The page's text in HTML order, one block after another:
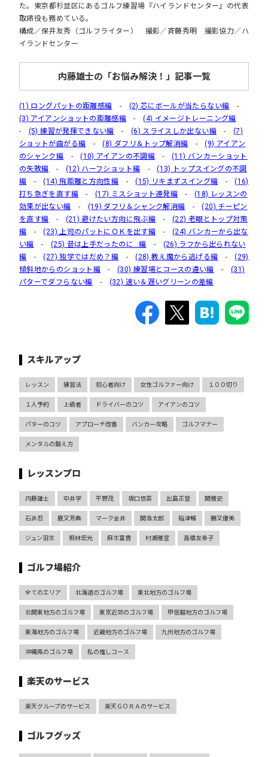
た。東京都杉並区にあるゴルフ練習場『ハイランドセンター』の代表
取締役も務めている。
構成／保井友秀（ゴルフライター） 撮影／斉藤秀明 撮影協力／ハ
イランドセンター
内藤雄士の「お悩み解決！」記事一覧
(1) ロングパットの距離感編 - (2) 芯にボールが当たらない編 -
(3) アイアンショットの距離感編 -(4) イメージトレーニング編
- (5) 練習が発揮できない編 - (6) スライスしか出ない編 -(7)
ショットが曲がる編 -(8) ダフリ＆トップ解消編 -(9) アイアン
のシャンク編 -(10) アイアンの不調編 -(11) バンカーショット
の失敗編
- (12) ハーフショット編 -(13) トップスイングの不調
編 -(14) 飛距離と方向性編 -(15) リキまずスイング編 -(16)
打ち急ぎを直す編 - (17) ミスショット連発編 -(18) レッスンの
効果が出ない編
- (19) ダフリ＆シャンク解消編 -(20) チーピン
を直す編
- (21) 避けたい方向に飛ぶ編 -(22) 老眼とトップ対策
編 -(23) 上司のパットにＯＫを出す編 -(24) バンカーから出な
い編
- (25) 昔は上手だったのに…編 - (26) ラフから出られない
編 -(27) 独学ではだめ？編 -(28) 教え魔から逃げる編 -(29)
傾斜地からのショット編 -(30) 練習場とコースの違い編 - (31)
パターでダフらない編
- (32) 速い＆遅いグリーンの差編
スキルアップ
レッスン 練習法 初心者向け 女性ゴルファー向け １００切り
１人予約 上級者 ドライバーのコツ アイアンのコツ
パターのコツ アプローチ改善 バンカー攻略 ゴルフマナー
メンタルの鍛え方
レッスンプロ
内藤雄士 中井学 平野茂 坂口悠菜 出島正登 関雅史
石井忍 鹿又芳典 マーク金井 関浩太郎 稲津暢 勝又優美
ジュン羽生 桐林宏光 麻生富貴 村瀬雅宣 高橋友希子
ゴルフ場紹介
全てのエリア 北海道のゴルフ場 東北地方のゴルフ場
北関東地方のゴルフ場 東京近郊のゴルフ場 甲信越地方のゴルフ場
東海地方のゴルフ場 近畿地方のゴルフ場 九州地方のゴルフ場
沖縄県のゴルフ場 私の推しコース
楽天のサービス
楽天グループのサービス 楽天ＧＯＲＡのサービス
ゴルフグッズ